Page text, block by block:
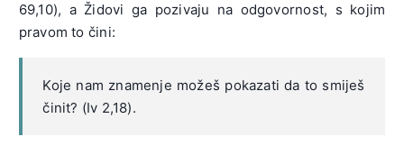
69,10), a Židovi ga pozivaju na odgovornost, s kojim
pravom to čini:
Koje nam znamenje možeš pokazati da to smiješ
činit? (Iv 2,18).